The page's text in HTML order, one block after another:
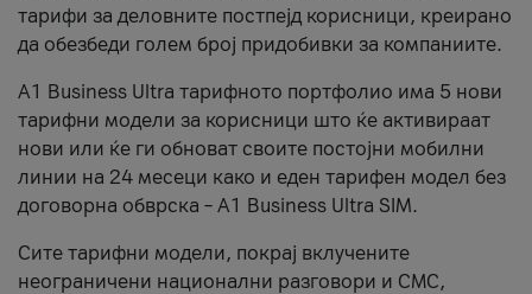
тарифи за деловните постпејд корисници, креирано
да обезбеди голем број придобивки за компаниите.
A1 Business Ultra тарифното портфолио има 5 нови
тарифни модели за корисници што ќе активираат
нови или ќе ги обноват своите постојни мобилни
линии на 24 месеци како и еден тарифен модел без
договорна обврска – A1 Business Ultra SIM.
Сите тарифни модели, покрај вклучените
неограничени национални разговори и СМС,